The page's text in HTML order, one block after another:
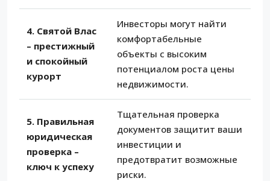
4. Святой Влас
– престижный
и спокойный
курорт
Инвесторы могут найти
комфортабельные
объекты с высоким
потенциалом роста цены
недвижимости.
5. Правильная
юридическая
проверка –
ключ к успеху
Тщательная проверка
документов защитит ваши
инвестиции и
предотвратит возможные
риски.